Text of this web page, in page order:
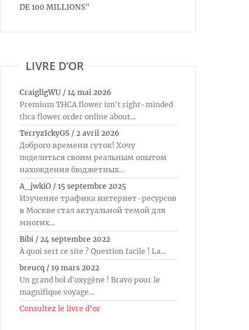
DE 100 MILLIONS"
LIVRE D’OR
CraigligWU / 14 mai 2026
Premium THCA flower isn't right-minded
thca flower order online about...
TerryzIckyGS / 2 avril 2026
Доброго времени суток! Хочу
поделиться своим реальным опытом
нахождения бюджетных...
A_jwkiO / 15 septembre 2025
Изучение трафика интернет-ресурсов
в Москве стал актуальной темой для
многих...
Bibi / 24 septembre 2022
À quoi sert ce site ? Question facile ! La...
breucq / 19 mars 2022
Un grand bol d'oxygène ! Bravo pour le
magnifique voyage...
Consultez le livre d’or